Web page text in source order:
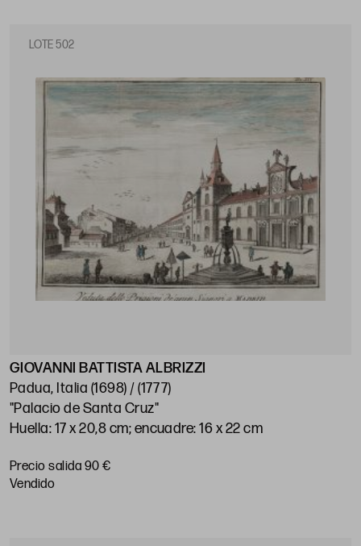
LOTE 502
GIOVANNI BATTISTA ALBRIZZI
Padua, Italia (1698) / (1777)
"Palacio de Santa Cruz"
Huella: 17 x 20,8 cm; encuadre: 16 x 22 cm
Precio salida 90 €
vendido